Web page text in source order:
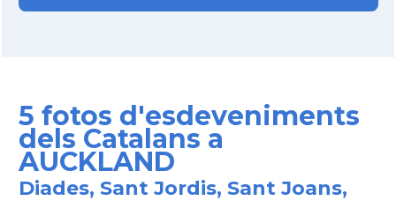
5 fotos d'esdeveniments
dels Catalans a
AUCKLAND
Diades, Sant Jordis, Sant Joans,